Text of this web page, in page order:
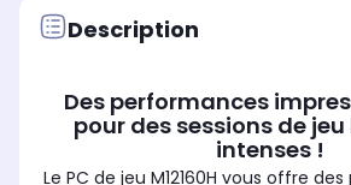
Description
Des performances
pour des sessions de
intenses !
Le PC de jeu M12160H vous offre